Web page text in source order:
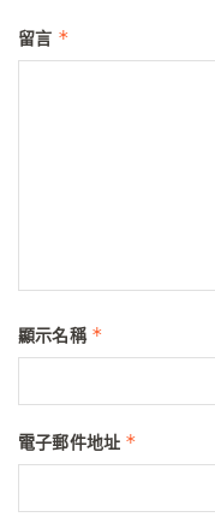
留言 *
顯示名稱 *
電子郵件地址 *